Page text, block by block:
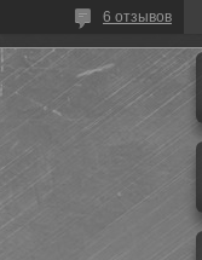
6 отзывов